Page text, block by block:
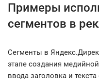
Примеры
сегментов в
Сегменты в
этапе создания
ввода заголовка и